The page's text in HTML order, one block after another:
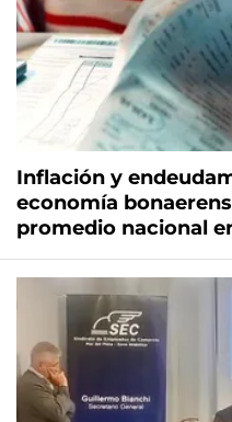
Inflación y
economía
promedio nacional